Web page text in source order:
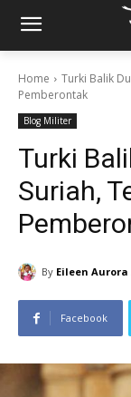
Home
Turki Balik
Pemberontak
Blog Militer
Turki
Suriah,
By Eileen Aurora
Facebook